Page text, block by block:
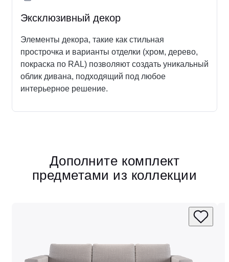
Эксклюзивный декор
Элементы декора, такие как стильная
прострочка и варианты отделки (хром, дерево,
покраска по RAL) позволяют создать уникальный
облик дивана, подходящий под любое
интерьерное решение.
Дополните комплект
предметами из коллекции